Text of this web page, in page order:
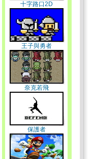
十字路口2D
王子與勇者
奈克若飛
保護者